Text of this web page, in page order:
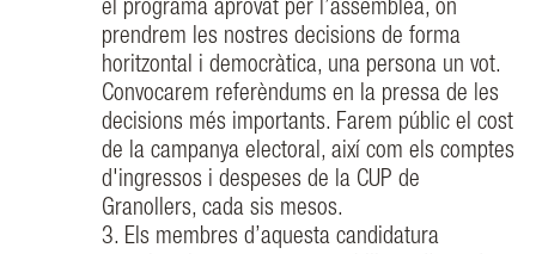
el programa aprovat per l’assemblea, on
prendrem les nostres decisions de forma
horitzontal i democràtica, una persona un vot.
Convocarem referèndums en la pressa de les
decisions més importants. Farem públic el cost
de la campanya electoral, així com els comptes
d'ingressos i despeses de la CUP de
Granollers, cada sis mesos.
3. Els membres d’aquesta candidatura